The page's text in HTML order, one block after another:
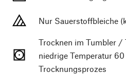
Nur Sauerstoffbleiche
Trocknen im Tumbler /
niedrige Temperatur 60
Trocknungsprozes